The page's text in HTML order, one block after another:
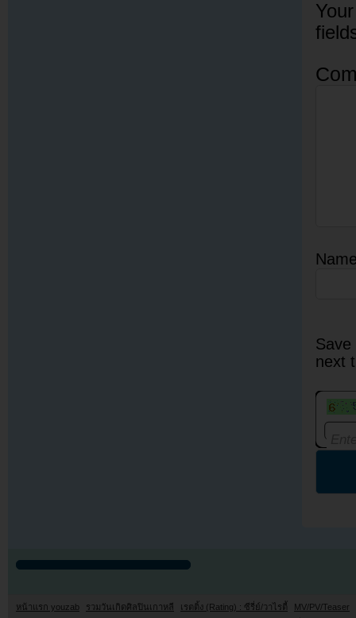
next
หน้าแรก youzab รวมวันเกิดศิลปินเกาหลี เรตติ้ง (Rating) : ซีรี่ย์/วาไรตี้
MV/PV/Teaser